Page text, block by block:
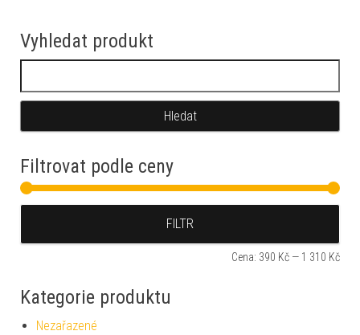
Vyhledat produkt
Filtrovat podle ceny
FILTR
Cena: 390 Kč — 1 310 Kč
Kategorie produktu
Nezařazené